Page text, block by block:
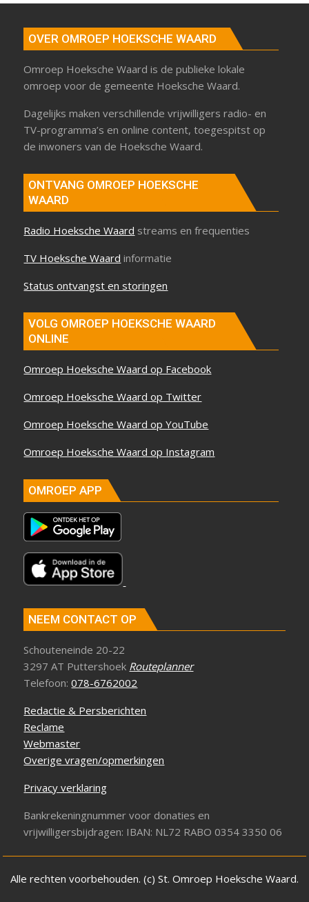
OVER OMROEP HOEKSCHE WAARD
Omroep Hoeksche Waard is de publieke lokale
omroep voor de gemeente Hoeksche Waard.
Dagelijks maken verschillende vrijwilligers radio- en
TV-programma’s en online content, toegespitst op
de inwoners van de Hoeksche Waard.
ONTVANG OMROEP HOEKSCHE
WAARD
Radio Hoeksche Waard streams en frequenties
TV Hoeksche Waard informatie
Status ontvangst en storingen
VOLG OMROEP HOEKSCHE WAARD
ONLINE
Omroep Hoeksche Waard op Facebook
Omroep Hoeksche Waard op Twitter
Omroep Hoeksche Waard op YouTube
Omroep Hoeksche Waard op Instagram
OMROEP APP
NEEM CONTACT OP
Schouteneinde 20-22
3297 AT Puttershoek Routeplanner
Telefoon:078-6762002
Redactie & Persberichten
Reclame
Webmaster
Overige vragen/opmerkingen
Privacy verklaring
Bankrekeningnummer voor donaties en
vrijwilligersbijdragen: IBAN: NL72 RABO 0354 3350 06
Alle rechten voorbehouden. (c) St. Omroep Hoeksche Waard.